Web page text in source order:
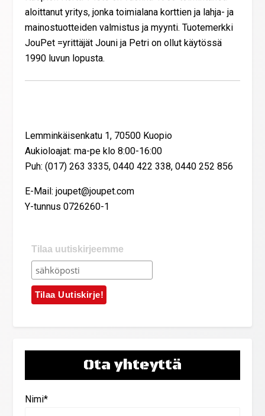
aloittanut yritys, jonka toimialana korttien ja lahja- ja
mainostuotteiden valmistus ja myynti. Tuotemerkki
JouPet =yrittäjät Jouni ja Petri on ollut käytössä
1990 luvun lopusta.
Lemminkäisenkatu 1, 70500 Kuopio
Aukioloajat: ma-pe klo 8:00-16:00
Puh: (017) 263 3335, 0440 422 338, 0440 252 856
E-Mail: joupet@joupet.com
Y-tunnus 0726260-1
Tilaa uutiskirjeemme
Ota yhteyttä
Nimi*